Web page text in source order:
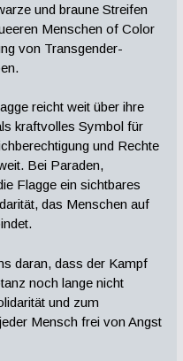
und braune Streifen
Menschen of Color
von Transgender-
reicht weit über ihre
kraftvolles Symbol für
und Rechte
Bei Paraden,
Flagge ein sichtbares
das Menschen auf
daran, dass der Kampf
noch lange nicht
und zum
Mensch frei von Angst